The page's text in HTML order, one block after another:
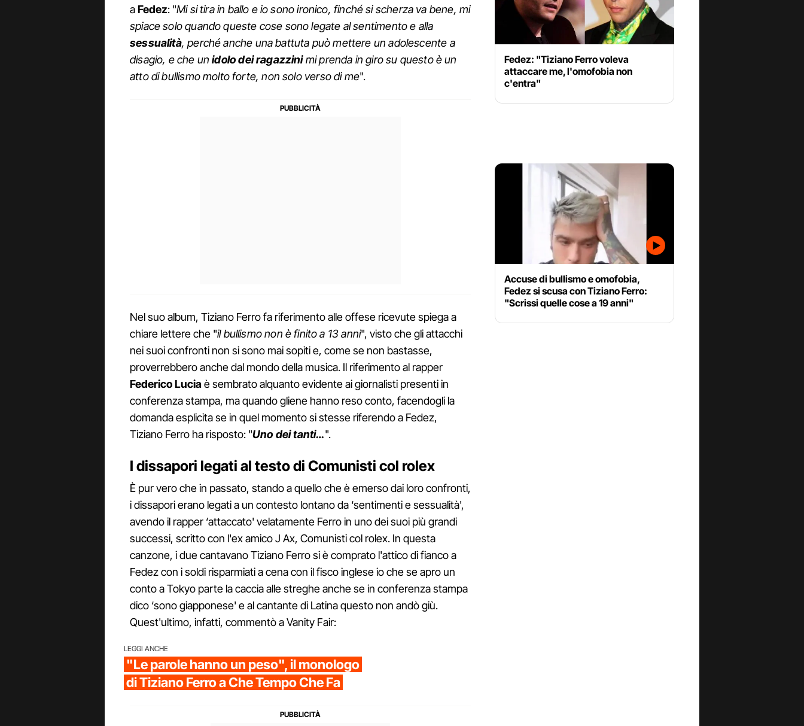
aFedez: "Mi si tira in ballo e io sono ironico, finché si scherza va bene, mi
spiace solo quando queste cose sono legate al sentimento e alla
sessualità, perché anche una battuta può mettere un adolescente a
disagio, e che unidolo dei ragazzinimi prenda in giro su questo è un
atto di bullismo molto forte, non solo verso di me".
Nel suo album, Tiziano Ferro fa riferimento alle offese ricevute spiega a
chiare lettere che "il bullismo non è finito a 13 anni", visto che gli attacchi
nei suoi confronti non si sono mai sopiti e, come se non bastasse,
proverrebbero anche dal mondo della musica. Il riferimento al rapper
Federico Luciaè sembrato alquanto evidente ai giornalisti presenti in
conferenza stampa, ma quando gliene hanno reso conto, facendogli la
domanda esplicita se in quel momento si stesse riferendo a Fedez,
Tiziano Ferro ha risposto: "Uno dei tanti…".
I dissapori legati al testo di Comunisti col rolex
È pur vero che in passato, stando a quello che è emerso dai loro confronti,
i dissapori erano legati a un contesto lontano da ‘sentimenti e sessualità',
avendo il rapper ‘attaccato' velatamente Ferro in uno dei suoi più grandi
successi, scritto con l'ex amico J Ax, Comunisti col rolex. In questa
canzone, i due cantavano Tiziano Ferro si è comprato l'attico di fianco a
Fedez con i soldi risparmiati a cena con il fisco inglese io che se apro un
conto a Tokyo parte la caccia alle streghe anche se in conferenza stampa
dico ‘sono giapponese' e al cantante di Latina questo non andò giù.
Quest'ultimo, infatti, commentò a Vanity Fair:
LEGGI ANCHE
"Le parole hanno un peso", il monologo
di Tiziano Ferro a Che Tempo Che Fa
Fedez: "Tiziano Ferro voleva
attaccare me, l'omofobia non
c'entra"
Accuse di bullismo e omofobia,
Fedez si scusa con Tiziano Ferro:
"Scrissi quelle cose a 19 anni"